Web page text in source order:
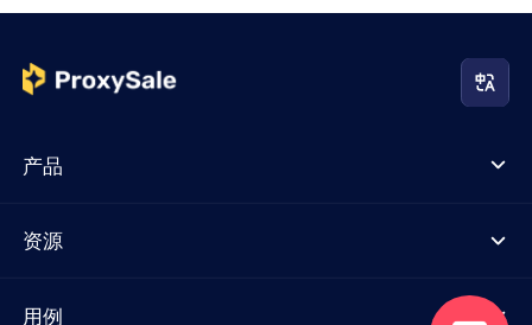
产品
资源
用例